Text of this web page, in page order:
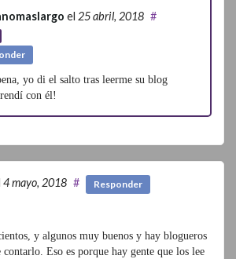
el 25 abril, 2018 #
yo di el salto tras leerme su blog
con él!
4 mayo, 2018 # Responder
y algunos muy buenos y hay blogueros
Eso es porque hay gente que los lee